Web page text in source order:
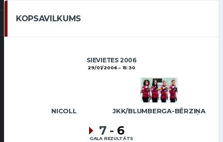
KOPSAVILKUMS
SIEVIETES 2006
29/01/2006 15:30
NICOLL JKK/BLUMBERGA-BĒRZIŅA
7 - 6
GALA REZULTĀTS